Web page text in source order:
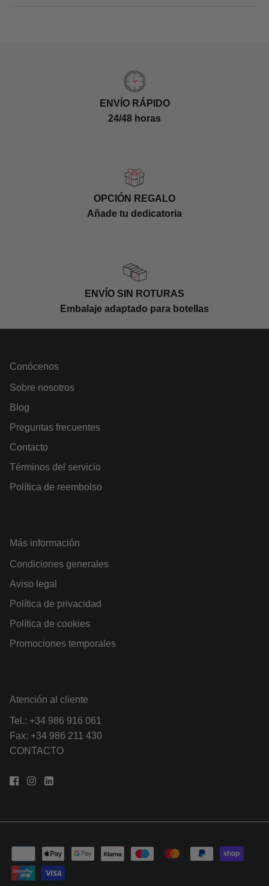
ENVÍO RÁPIDO
24/48 horas
OPCIÓN REGALO
Añade tu dedicatoria
ENVÍO SIN ROTURAS
Embalaje adaptado para botellas
Conócenos
Sobre nosotros
Blog
Preguntas frecuentes
Contacto
Términos del servicio
Política de reembolso
Más información
Condiciones generales
Aviso legal
Política de privacidad
Política de cookies
Promociones temporales
Atención al cliente
Tel.: +34 986 916 061
Fax: +34 986 211 430
CONTACTO